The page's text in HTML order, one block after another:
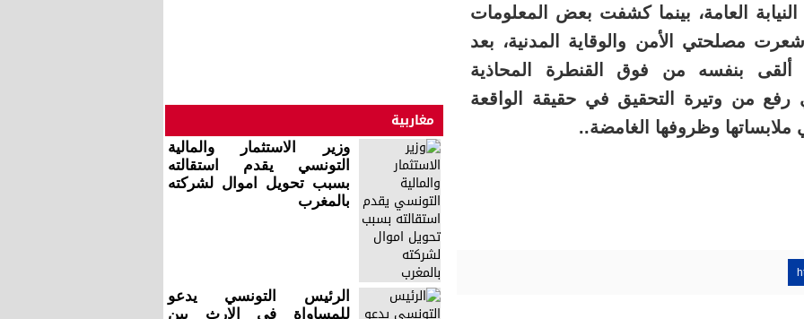
العامة، بينما كشفت بعض المعلومات
مصلحتي الأمن والوقاية المدنية، بعد
بنفسه من فوق القنطرة المحاذية
رفع من وتيرة التحقيق في حقيقة الواقعة
وظروفها الغامضة..
مغاربية
وزير الاستثمار والمالية
التونسي يقدم استقالته
بسبب تحويل اموال لشركته
بالمغرب
الرئيس التونسي يدعو
للمساواة في الارث بين